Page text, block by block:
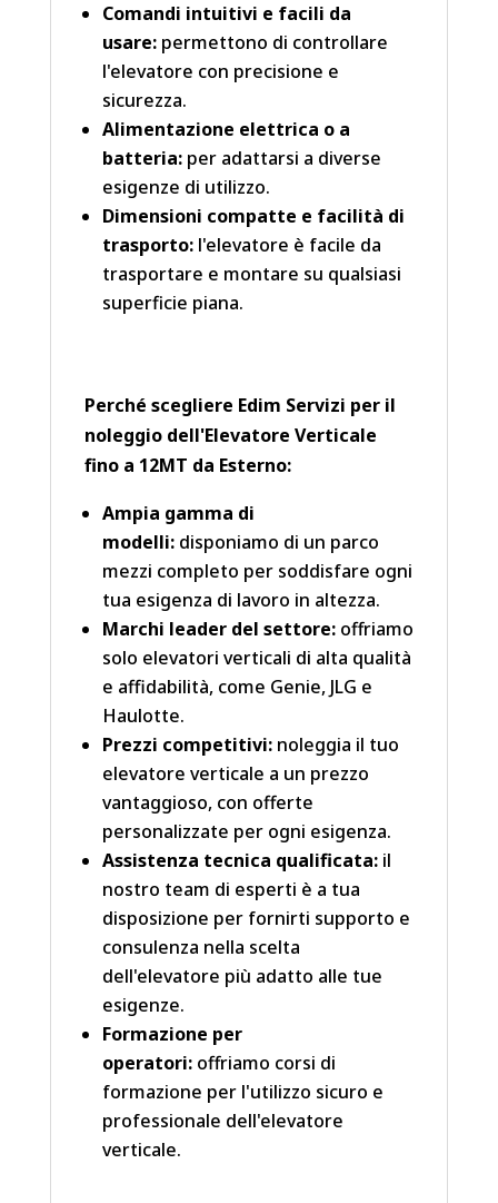
Comandi intuitivi e facili da
usare:permettono di controllare
l'elevatore con precisione e
sicurezza.
Alimentazione elettrica o a
batteria:per adattarsi a diverse
esigenze di utilizzo.
Dimensioni compatte e facilità di
trasporto:l'elevatore è facile da
trasportare e montare su qualsiasi
superficie piana.
Perché scegliere Edim Servizi per il
noleggio dell'Elevatore Verticale
fino a 12MT da Esterno:
Ampia gamma di
modelli:disponiamo di un parco
mezzi completo per soddisfare ogni
tua esigenza di lavoro in altezza.
Marchi leader del settore:offriamo
solo elevatori verticali di alta qualità
e affidabilità, come Genie, JLG e
Haulotte.
Prezzi competitivi:noleggia il tuo
elevatore verticale a un prezzo
vantaggioso, con offerte
personalizzate per ogni esigenza.
Assistenza tecnica qualificata:il
nostro team di esperti è a tua
disposizione per fornirti supporto e
consulenza nella scelta
dell'elevatore più adatto alle tue
esigenze.
Formazione per
operatori:offriamo corsi di
formazione per l'utilizzo sicuro e
professionale dell'elevatore
verticale.